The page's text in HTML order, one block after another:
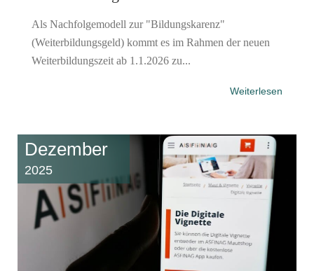
Als Nachfolgemodell zur "Bildungskarenz"
(Weiterbildungsgeld) kommt es im Rahmen der neuen
Weiterbildungszeit ab 1.1.2026 zu...
Weiterlesen
Dezember
2025